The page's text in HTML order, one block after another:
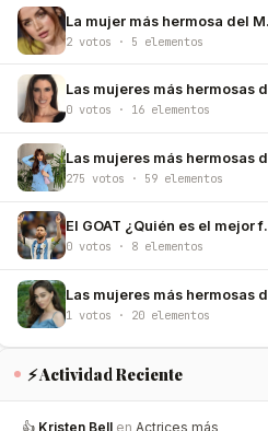
La mujer más hermosa del Mundo de 2026
2 votos · 5 elementos
Las mujeres más hermosas de Ecuador
0 votos · 16 elementos
Las mujeres más hermosas de España
275 votos · 59 elementos
El GOAT ¿Quién es el mejor futbolista de todos los tiempos?
0 votos · 8 elementos
Las mujeres más hermosas de Turquía
1 votos · 20 elementos
⚡ Actividad Reciente
👍 Kristen Bell en Actrices más